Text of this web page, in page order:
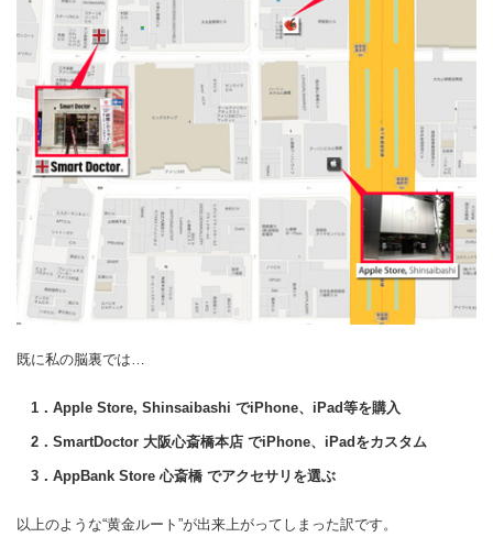
既に私の脳裏では…
1．Apple Store, Shinsaibashi でiPhone、iPad等を購入
2．SmartDoctor 大阪心斎橋本店 でiPhone、iPadをカスタム
3．AppBank Store 心斎橋 でアクセサリを選ぶ
以上のような“黄金ルート”が出来上がってしまった訳です。